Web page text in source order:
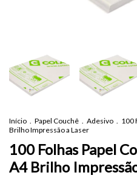
Início Papel Couchê Adesivo
100
Brilho Impressão a Laser
100 Folhas Papel
A4 Brilho